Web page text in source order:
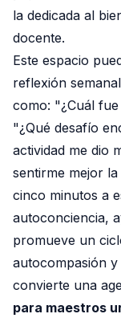
la dedicada al
docente.
Este espacio
reflexión
como: "¿Cuál
"¿Qué desafío
actividad me dio
sentirme mejor
cinco minutos a
autoconciencia,
promueve un
autocompasión
convierte una
para maestros